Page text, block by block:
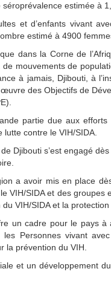
estimée à
et d’enfants vivant
estimé à 4900
dans la Corne de
mouvements de
à jamais, Djibouti, à
des Objectifs de
partie due aux
lutte contre le VIH/SIDA.
Djibouti s’est engagé
a avoir mis en place
VIH/SIDA et des groupes
VIH/SIDA et la
un cadre pour le pays
Personnes vivant
la prévention du VIH.
et un développement